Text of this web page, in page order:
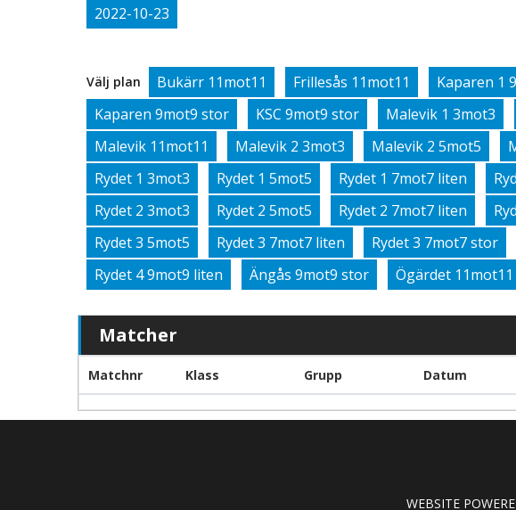
2022-10-23
Välj plan Bukärr 11mot11 Frillesås 11mot11 Kaparen 1
Kaparen 9mot9 stor
KSC 9mot9 stor Malevik 1 3mot3
Malevik 11mot11
Malevik 2 3mot3 Malevik 2 5mot5
Rydet 1 3mot3
Rydet 1 5mot5 Rydet 1 7mot7 liten
Rydet 2 3mot3
Rydet 2 5mot5 Rydet 2 7mot7 liten
Rydet 3 5mot5
Rydet 3 7mot7 liten Rydet 3 7mot7 stor
Rydet 4 9mot9 liten
Ängås 9mot9 stor Ögärdet 11mot11
Matcher
Matchnr Klass Grupp Datum
WEBSITE